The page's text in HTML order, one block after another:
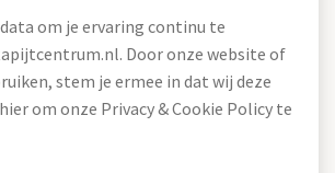
om je ervaring continu te
Door onze website of
stem je ermee in dat wij deze
om onze Privacy & Cookie Policy te